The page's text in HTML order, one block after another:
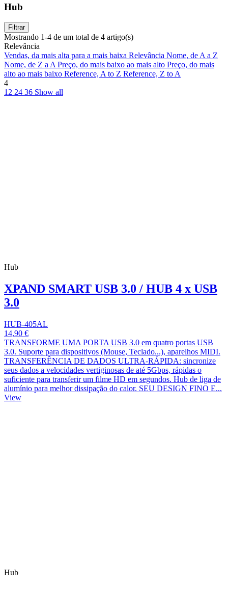
Hub
Filtrar
Mostrando 1-4 de um total de 4 artigo(s)
Relevância
Vendas, da mais alta para a mais baixa Relevância Nome, de A a Z
Nome, de Z a APreço, do mais baixo ao mais alto Preço, do mais
alto ao mais baixo Reference, A to Z Reference, Z to A
4
12 24 36 Show all
Hub
XPAND SMART USB 3.0 / HUB 4 x USB
3.0
HUB-405AL
14,90 €
TRANSFORME UMA PORTA USB 3.0 em quatro portas USB
3.0. Suporte para dispositivos (Mouse, Teclado...), aparelhos MIDI.
TRANSFERÊNCIA DE DADOS ULTRA-RÁPIDA: sincronize
seus dados a velocidades vertiginosas de até 5Gbps, rápidas o
suficiente para transferir um filme HD em segundos. Hub de liga de
alumínio para melhor dissipação do calor. SEU DESIGN FINO E...
View
Hub